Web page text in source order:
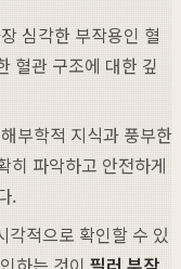
심각한 부작용인 혈
혈관 구조에 대한 깊
부학적 지식과 풍부한
히 파악하고 안전하게
.
각적으로 확인할 수 있